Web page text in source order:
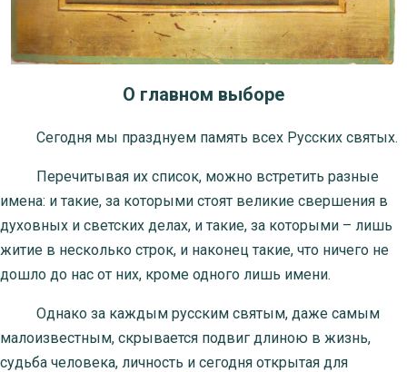
О главном выборе
Сегодня мы празднуем память всех Русских святых.
Перечитывая их список, можно встретить разные
имена: и такие, за которыми стоят великие свершения в
духовных и светских делах, и такие, за которыми – лишь
житие в несколько строк, и наконец такие, что ничего не
дошло до нас от них, кроме одного лишь имени.
Однако за каждым русским святым, даже самым
малоизвестным, скрывается подвиг длиною в жизнь,
судьба человека, личность и сегодня открытая для